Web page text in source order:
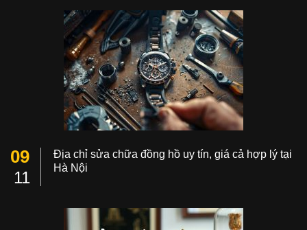
09
11
Địa chỉ sửa chữa đồng hồ uy tín, giá cả hợp lý tại
Hà Nội